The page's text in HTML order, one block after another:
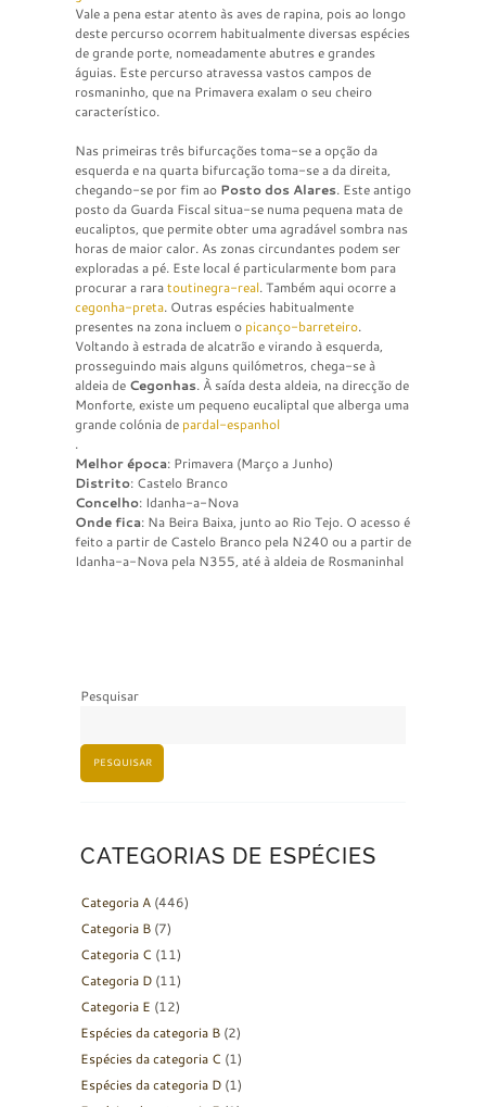
Vale a pena estar atento às aves de rapina, pois ao longo
deste percurso ocorrem habitualmente diversas espécies
de grande porte, nomeadamente abutres e grandes
águias. Este percurso atravessa vastos campos de
rosmaninho, que na Primavera exalam o seu cheiro
característico.
Nas primeiras três bifurcações toma-se a opção da
esquerda e na quarta bifurcação toma-se a da direita,
chegando-se por fim ao Posto dos Alares. Este antigo
posto da Guarda Fiscal situa-se numa pequena mata de
eucaliptos, que permite obter uma agradável sombra nas
horas de maior calor. As zonas circundantes podem ser
exploradas a pé. Este local é particularmente bom para
procurar a raratoutinegra-real. Também aqui ocorre a
cegonha-preta. Outras espécies habitualmente
presentes na zona incluem o picanço-barreteiro.
Voltando à estrada de alcatrão e virando à esquerda,
prosseguindo mais alguns quilómetros, chega-se à
aldeia de Cegonhas. À saída desta aldeia, na direcção de
Monforte, existe um pequeno eucaliptal que alberga uma
grande colónia de pardal-espanhol
.
Melhor época: Primavera (Março a Junho)
Distrito: Castelo Branco
Concelho: Idanha-a-Nova
Onde fica: Na Beira Baixa, junto ao Rio Tejo. O acesso é
feito a partir de Castelo Branco pela N240 ou a partir de
Idanha-a-Nova pela N355, até à aldeia de Rosmaninhal
Pesquisar
PESQUISAR
CATEGORIAS DE ESPÉCIES
Categoria A (446)
Categoria B (7)
Categoria C (11)
Categoria D (11)
Categoria E (12)
Espécies da categoria B (2)
Espécies da categoria C (1)
Espécies da categoria D (1)